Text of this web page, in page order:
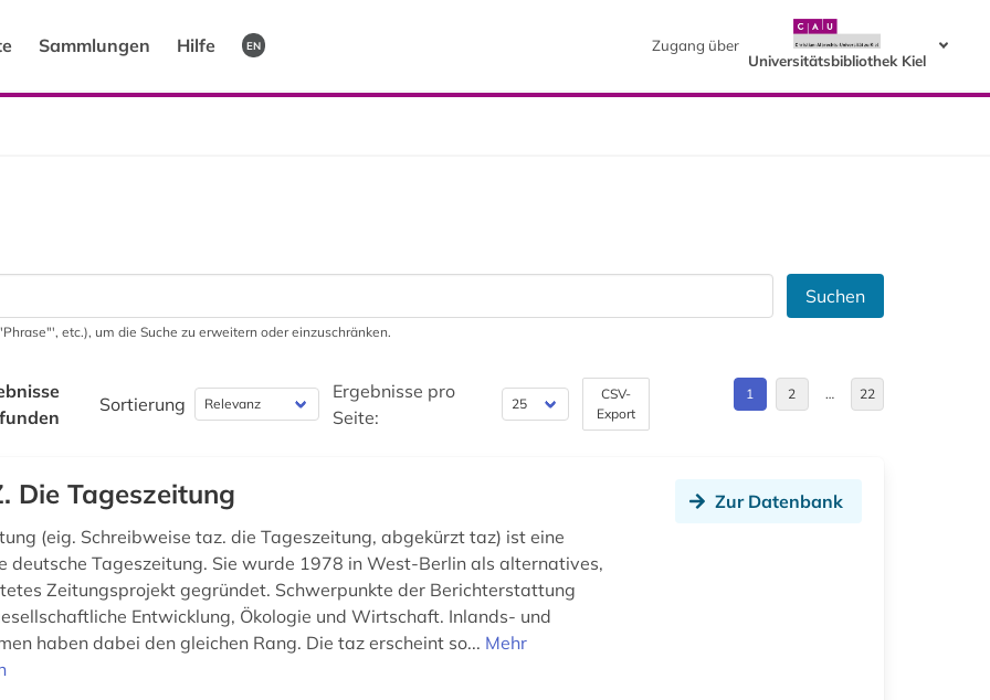
Sammlungen Hilfe EN
Zugang über
Universitätsbibliothek Kiel
Suchen
etc.), um die Suche zu erweitern oder einzuschränken.
Sortierung
Ergebnisse pro
Seite:
CSV-
Export
1 2 … 22
Die Tageszeitung
(eig. Schreibweise taz. die Tageszeitung, abgekürzt taz) ist eine
deutsche Tageszeitung. Sie wurde 1978 in West-Berlin als alternatives,
Zeitungsprojekt gegründet. Schwerpunkte der Berichterstattung
Entwicklung, Ökologie und Wirtschaft. Inlands- und
haben dabei den gleichen Rang. Die taz erscheint so... Mehr
Zur Datenbank